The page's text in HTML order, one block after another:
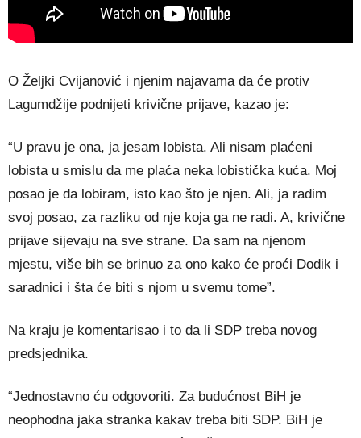
O Željki Cvijanović i njenim najavama da će protiv
Lagumdžije podnijeti krivične prijave, kazao je:
“U pravu je ona, ja jesam lobista. Ali nisam plaćeni
lobista u smislu da me plaća neka lobistička kuća. Moj
posao je da lobiram, isto kao što je njen. Ali, ja radim
svoj posao, za razliku od nje koja ga ne radi. A, krivične
prijave sijevaju na sve strane. Da sam na njenom
mjestu, više bih se brinuo za ono kako će proći Dodik i
saradnici i šta će biti s njom u svemu tome”.
Na kraju je komentarisao i to da li SDP treba novog
predsjednika.
“Jednostavno ću odgovoriti. Za budućnost BiH je
neophodna jaka stranka kakav treba biti SDP. BiH je